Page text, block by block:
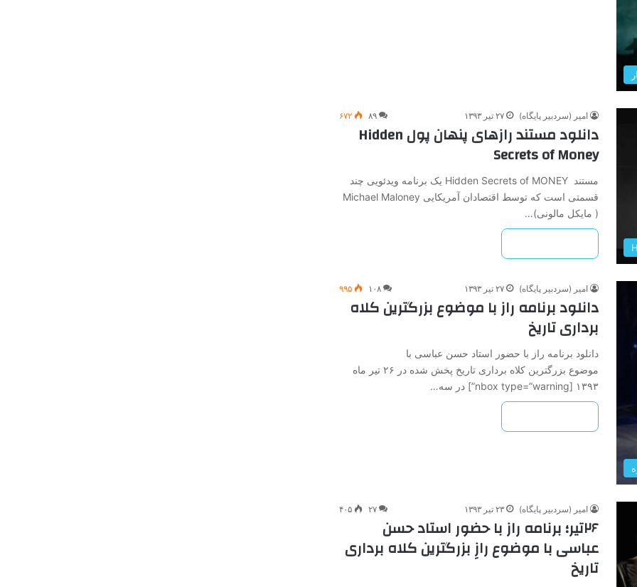
امیر (سردبیر پایگاه) ۲۷ تیر ۱۳۹۳ ۸۹ ۶۷۲
دانلود مستند رازهای پنهان پول Hidden
Secrets of Money
مستند Hidden Secrets of MONEY یک برنامه ویدئویی چند
قسمتی است که توسط اقتصادان آمریکایی Michael Maloney
( مایکل مالونی)…
امیر (سردبیر پایگاه) ۲۷ تیر ۱۳۹۳ ۱۰۸ ۹۹۵
دانلود برنامه راز با موضوع بزرگترین کلاه
برداری تاریخ
دانلود برنامه راز با حضور استاد حسن عباسی با
موضوع بزرگترین کلاه برداری تاریخ پخش شده در ۲۶ تیر ماه
۱۳۹۳ [nbox type=”warning”] در سه…
امیر (سردبیر پایگاه) ۲۳ تیر ۱۳۹۳ ۲۷ ۴۰۵
۲۶تیر؛ برنامه راز با حضور استاد حسن
عباسی با موضوع رازِ بزرگترین کلاه برداری
تاریخ